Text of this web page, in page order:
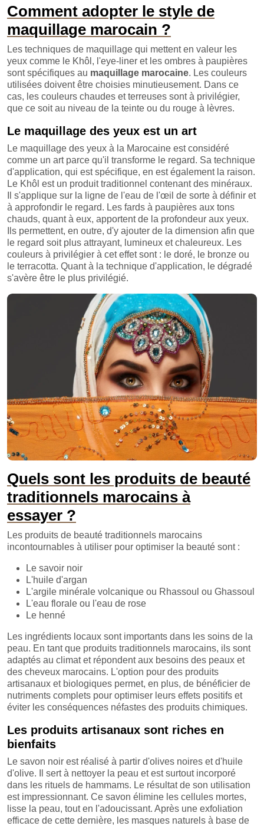
Comment adopter le style de
maquillage marocain ?
Les techniques de maquillage qui mettent en valeur les
yeux comme le Khôl, l'eye-liner et les ombres à paupières
sont spécifiques au maquillage marocaine. Les couleurs
utilisées doivent être choisies minutieusement. Dans ce
cas, les couleurs chaudes et terreuses sont à privilégier,
que ce soit au niveau de la teinte ou du rouge à lèvres.
Le maquillage des yeux est un art
Le maquillage des yeux à la Marocaine est considéré
comme un art parce qu'il transforme le regard. Sa technique
d'application, qui est spécifique, en est également la raison.
Le Khôl est un produit traditionnel contenant des minéraux.
Il s'applique sur la ligne de l'eau de l'œil de sorte à définir et
à approfondir le regard. Les fards à paupières aux tons
chauds, quant à eux, apportent de la profondeur aux yeux.
Ils permettent, en outre, d'y ajouter de la dimension afin que
le regard soit plus attrayant, lumineux et chaleureux. Les
couleurs à privilégier à cet effet sont : le doré, le bronze ou
le terracotta. Quant à la technique d'application, le dégradé
s'avère être le plus privilégié.
Quels sont les produits de beauté
traditionnels marocains à
essayer ?
Les produits de beauté traditionnels marocains
incontournables à utiliser pour optimiser la beauté sont :
Le savoir noir
L'huile d'argan
L'argile minérale volcanique ou Rhassoul ou Ghassoul
L'eau florale ou l'eau de rose
Le henné
Les ingrédients locaux sont importants dans les soins de la
peau. En tant que produits traditionnels marocains, ils sont
adaptés au climat et répondent aux besoins des peaux et
des cheveux marocains. L'option pour des produits
artisanaux et biologiques permet, en plus, de bénéficier de
nutriments complets pour optimiser leurs effets positifs et
éviter les conséquences néfastes des produits chimiques.
Les produits artisanaux sont riches en
bienfaits
Le savon noir est réalisé à partir d'olives noires et d'huile
d'olive. Il sert à nettoyer la peau et est surtout incorporé
dans les rituels de hammams. Le résultat de son utilisation
est impressionnant. Ce savon élimine les cellules mortes,
lisse la peau, tout en l'adoucissant. Après une exfoliation
efficace de cette dernière, les masques naturels à base de